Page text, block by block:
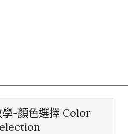
學-顏色選擇 Color